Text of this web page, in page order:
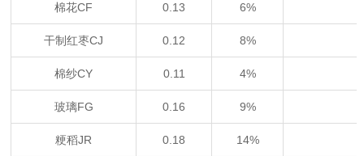
棉花CF 0.13 6%
干制红枣CJ 0.12 8%
棉纱CY 0.11 4%
玻璃FG 0.16 9%
粳稻JR 0.18 14%